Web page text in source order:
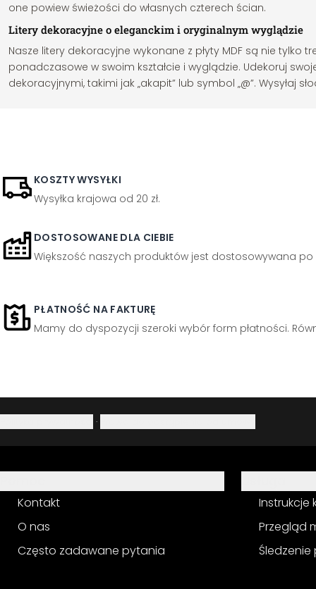
one powiew świeżości do własnych czterech ścian.
Litery dekoracyjne o eleganckim i oryginalnym wyglądzie
Nasze litery dekoracyjne wykonane z płyty MDF są nie tylko
ponadczasowe w swoim kształcie i wyglądzie. Udekoruj
dekoracyjnymi, takimi jak „akapit” lub symbol „@”. Wysyłaj
KOSZTY WYSYŁKI
Wysyłka krajowa od 20 zł.
DOSTOSOWANE DLA CIEBIE
Większość naszych produktów jest dostosowywana
PŁATNOŚĆ NA FAKTURĘ
Mamy do dyspozycji szeroki wybór form płatności.
·
Kontakt
O nas
Często zadawane pytania
Instrukcje
Przegląd
Śledzenie